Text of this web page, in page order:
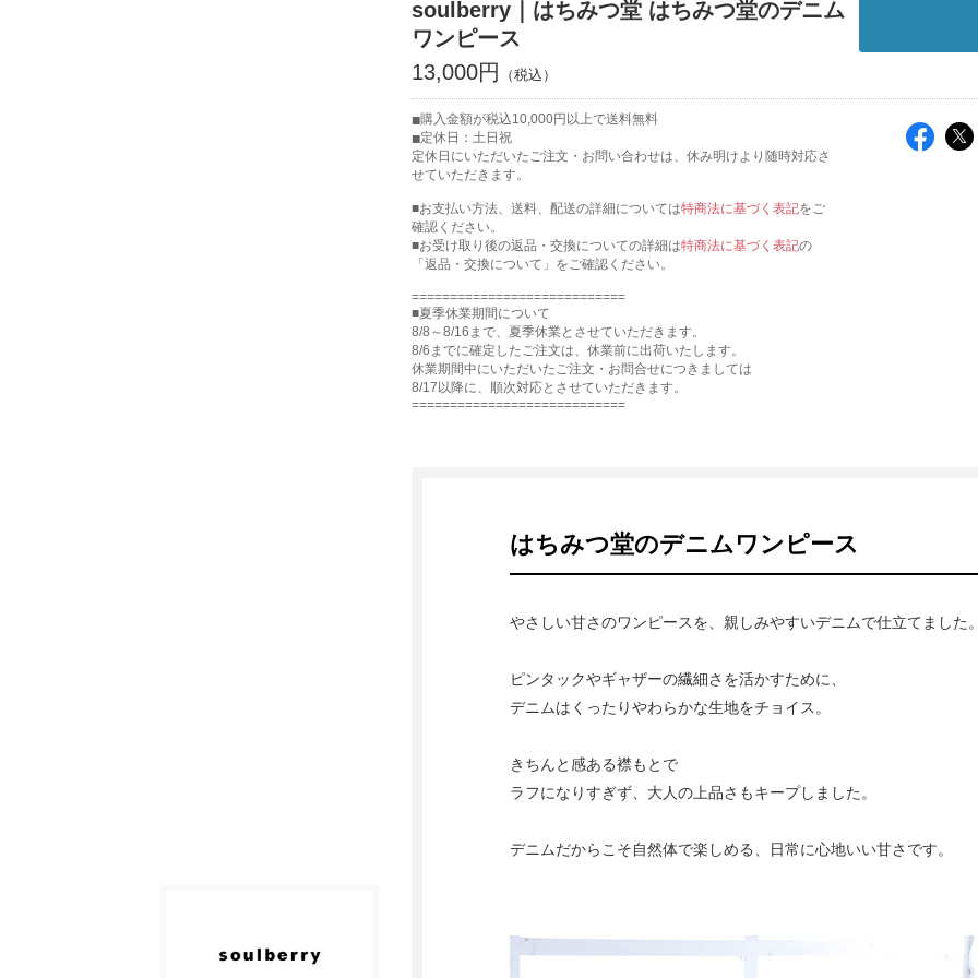
soulberry｜はちみつ堂 はちみつ堂のデニム
ワンピース
13,000円
購入金額が税込10,000円以上で送料無料
定休日：土日祝
定休日にいただいたご注文・お問い合わせは、休み明けより随時対応さ
せていただきます。
■お支払い方法、送料、配送の詳細については特商法に基づく表記をご
確認ください。
■お受け取り後の返品・交換についての詳細は特商法に基づく表記の
「返品・交換について」をご確認ください。
============================
■夏季休業期間について
8/8～8/16まで、夏季休業とさせていただきます。
8/6までに確定したご注文は、休業前に出荷いたします。
休業期間中にいただいたご注文・お問合せにつきましては
8/17以降に、順次対応とさせていただきます。
============================
はちみつ堂のデニムワンピース
やさしい甘さのワンピースを、親しみやすいデニムで仕立てました
ピンタックやギャザーの繊細さを活かすために、
デニムはくったりやわらかな生地をチョイス。
きちんと感ある襟もとで
ラフになりすぎず、大人の上品さもキープしました。
デニムだからこそ自然体で楽しめる、日常に心地いい甘さです。